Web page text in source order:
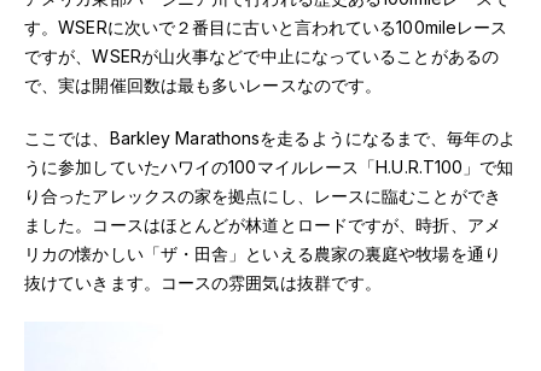
す。WSERに次いで２番目に古いと言われている100mileレース
ですが、WSERが山火事などで中止になっていることがあるの
で、実は開催回数は最も多いレースなのです。
ここでは、Barkley Marathonsを走るようになるまで、毎年のよ
うに参加していたハワイの100マイルレース「H.U.R.T100」で知
り合ったアレックスの家を拠点にし、レースに臨むことができ
ました。コースはほとんどが林道とロードですが、時折、アメ
リカの懐かしい「ザ・田舎」といえる農家の裏庭や牧場を通り
抜けていきます。コースの雰囲気は抜群です。